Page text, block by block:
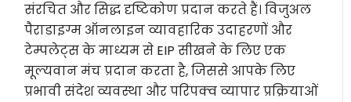
संरचित और सिद्ध दृष्टिकोण प्रदान करते हैं। विजुअल
पैराडाइग्म ऑनलाइन व्यावहारिक उदाहरणों और
टेम्पलेट्स के माध्यम से EIP सीखने के लिए एक
मूल्यवान मंच प्रदान करता है, जिससे आपके लिए
प्रभावी संदेश व्यवस्था और परिपक्व व्यापार प्रक्रियाओं